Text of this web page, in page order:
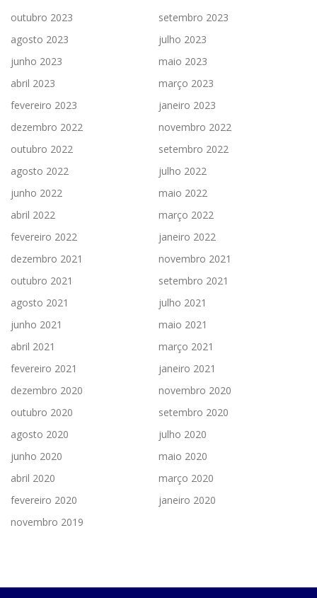
outubro 2023
setembro 2023
agosto 2023
julho 2023
junho 2023
maio 2023
abril 2023
março 2023
fevereiro 2023
janeiro 2023
dezembro 2022
novembro 2022
outubro 2022
setembro 2022
agosto 2022
julho 2022
junho 2022
maio 2022
abril 2022
março 2022
fevereiro 2022
janeiro 2022
dezembro 2021
novembro 2021
outubro 2021
setembro 2021
agosto 2021
julho 2021
junho 2021
maio 2021
abril 2021
março 2021
fevereiro 2021
janeiro 2021
dezembro 2020
novembro 2020
outubro 2020
setembro 2020
agosto 2020
julho 2020
junho 2020
maio 2020
abril 2020
março 2020
fevereiro 2020
janeiro 2020
novembro 2019